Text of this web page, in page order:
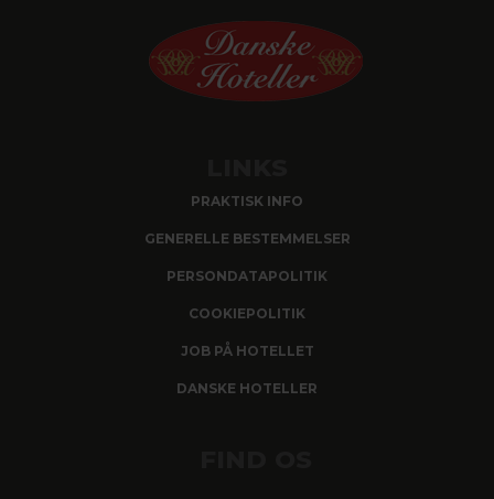
PRAKTISK INFO
GENERELLE BESTEMMELSER
PERSONDATAPOLITIK
COOKIEPOLITIK
JOB PÅ HOTELLET
DANSKE HOTELLER